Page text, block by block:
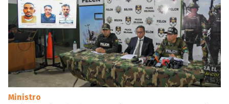
Ministro